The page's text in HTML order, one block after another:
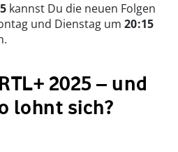
kannst Du die neuen Folgen
und Dienstag um 20:15
2025 – und
lohnt sich?